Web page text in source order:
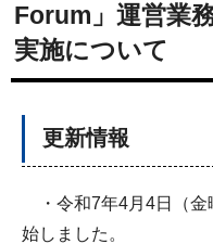
Forum」運営業
実施について
更新情報
・令和7年4月4日（金
始しました。